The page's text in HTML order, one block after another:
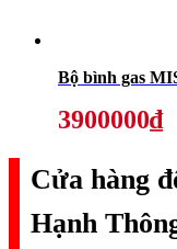
Bộ bình gas
3900000₫
Cửa hàng
Hạnh